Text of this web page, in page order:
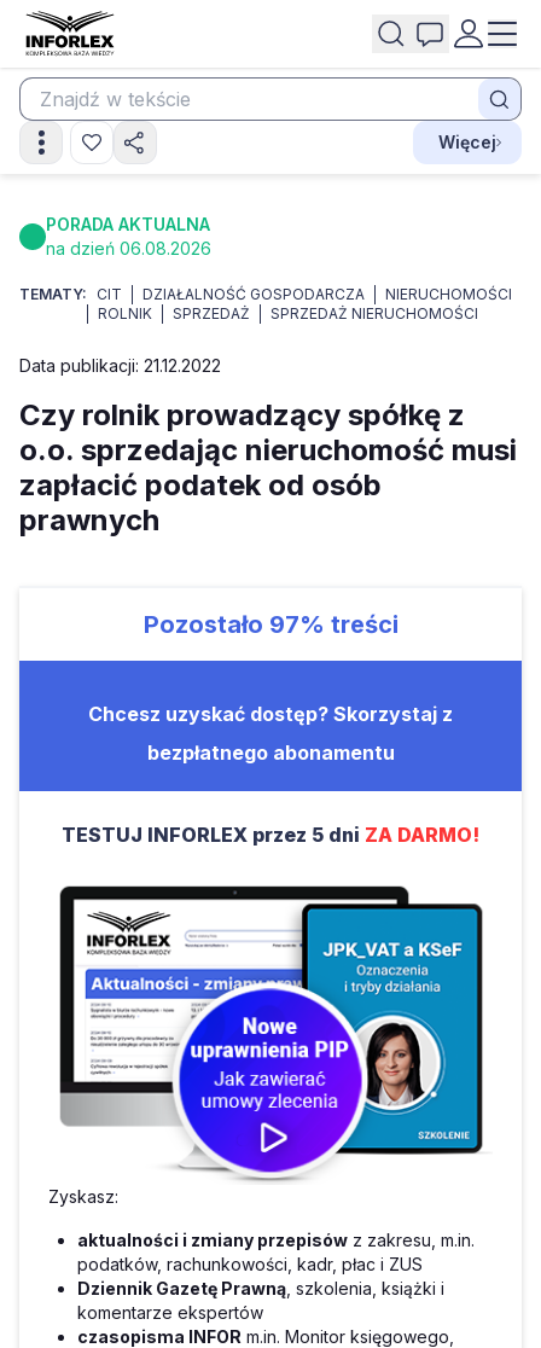
Więcej
PORADA AKTUALNA
na dzień 06.08.2026
TEMATY: CIT DZIAŁALNOŚĆ GOSPODARCZA
NIERUCHOMOŚCI
ROLNIK
SPRZEDAŻ SPRZEDAŻ NIERUCHOMOŚCI
Data publikacji: 21.12.2022
Czy rolnik prowadzący spółkę z
o.o. sprzedając nieruchomość musi
zapłacić podatek od osób
prawnych
Pozostało 97% treści
Chcesz uzyskać dostęp? Skorzystaj z
bezpłatnego abonamentu
TESTUJ INFORLEX przez 5 dni ZA DARMO!
Zyskasz:
aktualności i zmiany przepisów z zakresu, m.in.
podatków, rachunkowości, kadr, płac i ZUS
Dziennik Gazetę Prawną , szkolenia, książki i
komentarze ekspertów
czasopisma INFOR m.in. Monitor księgowego,